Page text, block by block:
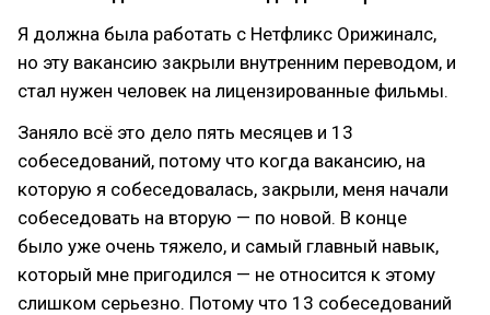
Я должна была работать с Нетфликс Орижиналс,
но эту вакансию закрыли внутренним переводом, и
стал нужен человек на лицензированные фильмы.
Заняло всё это дело пять месяцев и 13
собеседований, потому что когда вакансию, на
которую я собеседовалась, закрыли, меня начали
собеседовать на вторую — по новой. В конце
было уже очень тяжело, и самый главный навык,
который мне пригодился — не относится к этому
слишком серьезно. Потому что 13 собеседований